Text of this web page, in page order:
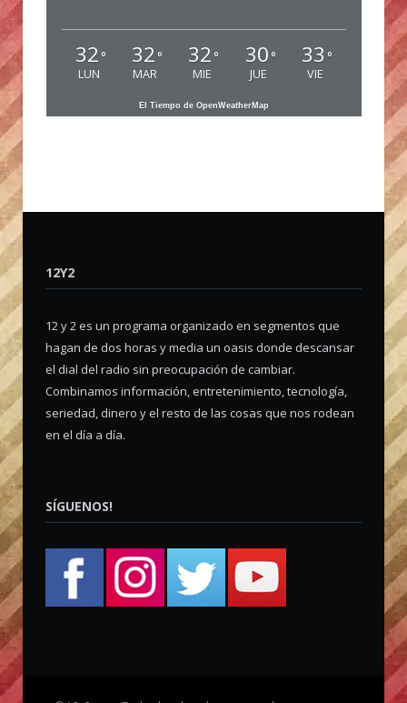
32 °
LUN
32 °
MAR
32 °
MIE
30 °
JUE
33 °
VIE
El Tiempo de OpenWeatherMap
12Y2
12 y 2 es un programa organizado en segmentos que
hagan de dos horas y media un oasis donde descansar
el dial del radio sin preocupación de cambiar.
Combinamos información, entretenimiento, tecnología,
seriedad, dinero y el resto de las cosas que nos rodean
en el día a día.
SÍGUENOS!